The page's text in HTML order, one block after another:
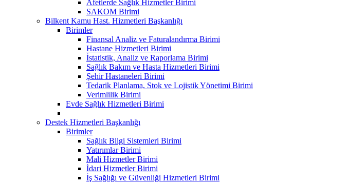
Afetlerde Sağlık Hizmetler Birimi
SAKOM Birimi
Bilkent Kamu Hast. Hizmetleri Başkanlığı
Birimler
Finansal Analiz ve Faturalandırma Birimi
Hastane Hizmetleri Birimi
İstatistik, Analiz ve Raporlama Birimi
Sağlık Bakım ve Hasta Hizmetleri Birimi
Şehir Hastaneleri Birimi
Tedarik Planlama, Stok ve Lojistik Yönetimi Birimi
Verimlilik Birimi
Evde Sağlık Hizmetleri Birimi
Destek Hizmetleri Başkanlığı
Birimler
Sağlık Bilgi Sistemleri Birimi
Yatırımlar Birimi
Mali Hizmetler Birimi
İdari Hizmetler Birimi
İş Sağlığı ve Güvenliği Hizmetleri Birimi